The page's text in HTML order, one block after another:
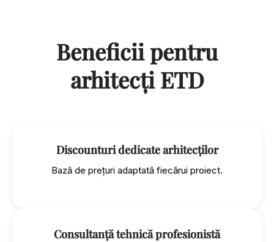
Beneficii pentru
arhitecți ETD
Discounturi dedicate arhitecților
Bază de prețuri adaptată fiecărui proiect.
Consultanță tehnică profesionistă